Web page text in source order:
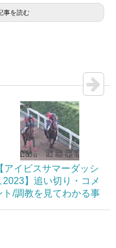
事を読む
【アイビスサマーダッシ
2023】追い切り・コメ
ト/調教を見てわかる事